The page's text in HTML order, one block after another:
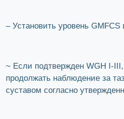
– Установить уровень GMFCS
~ Если подтвержден WGH I-
продолжать наблюдение за
суставом согласно